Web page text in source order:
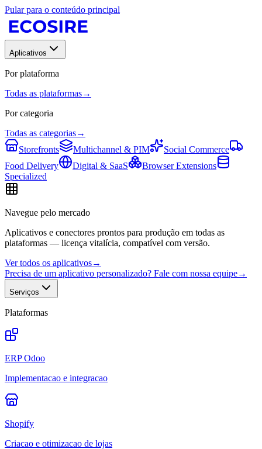
Pular para o conteúdo principal
Aplicativos
Por plataforma
Todas as plataformas→
Por categoria
Todas as categorias→
Storefronts
Multichannel & PIM
Social Commerce
Food Delivery
Digital & SaaS
Browser Extensions
Specialized
Navegue pelo mercado
Aplicativos e conectores prontos para produção em todas as
plataformas — licença vitalícia, compatível com versão.
Ver todos os aplicativos→
Precisa de um aplicativo personalizado? Fale com nossa equipe→
Serviços
Plataformas
ERP Odoo
Implementacao e integracao
Shopify
Criacao e otimizacao de lojas